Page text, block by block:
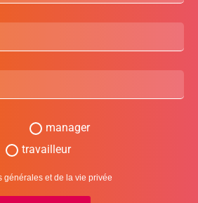
manager
travailleur
générales et de la vie privée